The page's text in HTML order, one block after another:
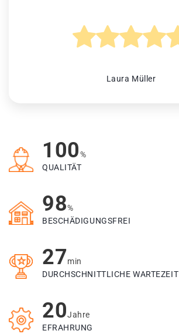
Laura Müller
100%
QUALITÄT
98%
BESCHÄDIGUNGSFREI
27min
DURCHSCHNITTLICHE WARTEZEIT
20Jahre
EFRAHRUNG